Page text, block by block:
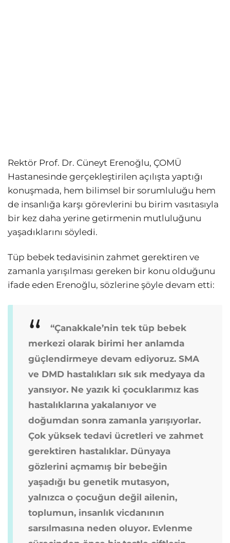
Rektör Prof. Dr. Cüneyt Erenoğlu, ÇOMÜ
Hastanesinde gerçekleştirilen açılışta yaptığı
konuşmada, hem bilimsel bir sorumluluğu hem
de insanlığa karşı görevlerini bu birim vasıtasıyla
bir kez daha yerine getirmenin mutluluğunu
yaşadıklarını söyledi.
Tüp bebek tedavisinin zahmet gerektiren ve
zamanla yarışılması gereken bir konu olduğunu
ifade eden Erenoğlu, sözlerine şöyle devam etti:
“Çanakkale’nin tek tüp bebek
merkezi olarak birimi her anlamda
güçlendirmeye devam ediyoruz. SMA
ve DMD hastalıkları sık sık medyaya da
yansıyor. Ne yazık ki çocuklarımız kas
hastalıklarına yakalanıyor ve
doğumdan sonra zamanla yarışıyorlar.
Çok yüksek tedavi ücretleri ve zahmet
gerektiren hastalıklar. Dünyaya
gözlerini açmamış bir bebeğin
yaşadığı bu genetik mutasyon,
yalnızca o çocuğun değil ailenin,
toplumun, insanlık vicdanının
sarsılmasına neden oluyor. Evlenme